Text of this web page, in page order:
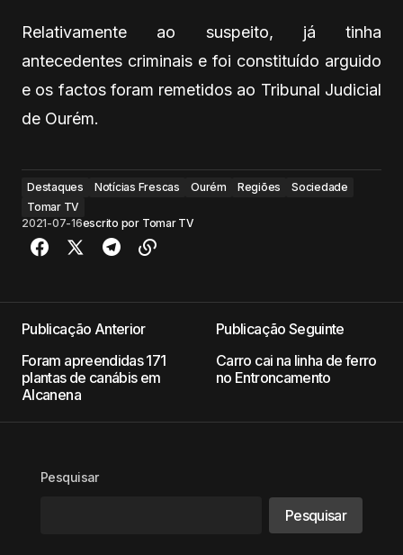
Relativamente ao suspeito, já tinha
antecedentes criminais e foi constituído arguido
e os factos foram remetidos ao Tribunal Judicial
de Ourém.
Destaques Notícias Frescas Ourém Regiões
Sociedade
Tomar TV
2021-07-16escrito por Tomar TV
Publicação Anterior
Foram apreendidas 171
plantas de canábis em
Alcanena
Publicação Seguinte
Carro cai na linha de ferro
no Entroncamento
Pesquisar
Pesquisar